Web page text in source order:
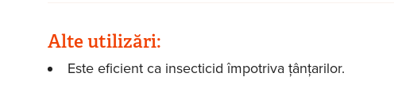
Alte utilizări:
Este eficient ca insecticid împotriva țânțarilor.